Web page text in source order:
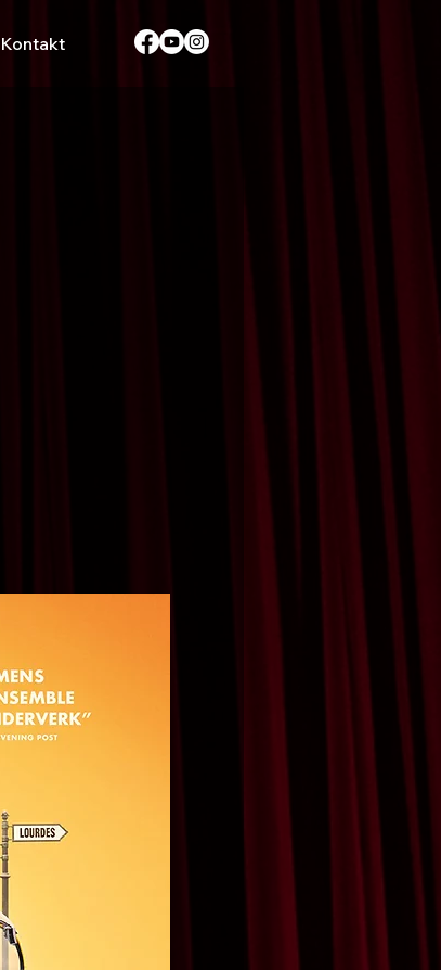
Kontakt